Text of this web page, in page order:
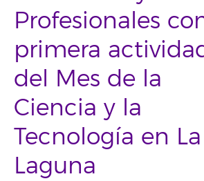
Profesionales
primera
del Mes de la
Ciencia y la
Tecnología en La
Laguna